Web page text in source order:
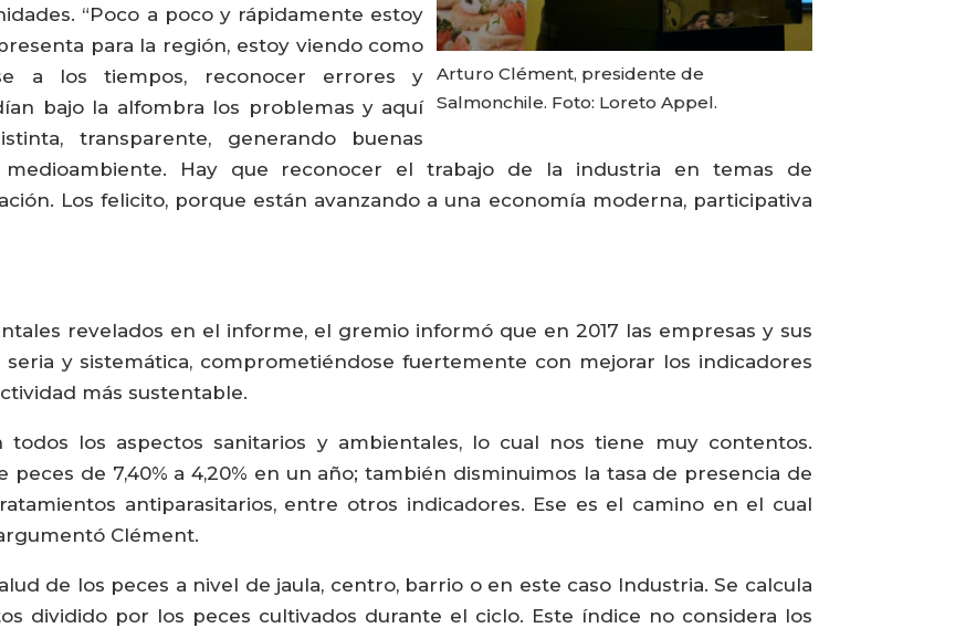
Arturo Clément, presidente de
Salmonchile. Foto: Loreto Appel.
“Poco a poco y rápidamente estoy
para la región, estoy viendo como
a los tiempos, reconocer errores y
bajo la alfombra los problemas y aquí
transparente, generando buenas
Hay que reconocer el trabajo de la industria en temas de
Los felicito, porque están avanzando a una economía moderna, participativa
revelados en el informe, el gremio informó que en 2017 las empresas y sus
y sistemática, comprometiéndose fuertemente con mejorar los indicadores
más sustentable.
todos los aspectos sanitarios y ambientales, lo cual nos tiene muy contentos.
de 7,40% a 4,20% en un año; también disminuimos la tasa de presencia de
antiparasitarios, entre otros indicadores. Ese es el camino en el cual
Clément.
de los peces a nivel de jaula, centro, barrio o en este caso Industria. Se calcula
dividido por los peces cultivados durante el ciclo. Este índice no considera los